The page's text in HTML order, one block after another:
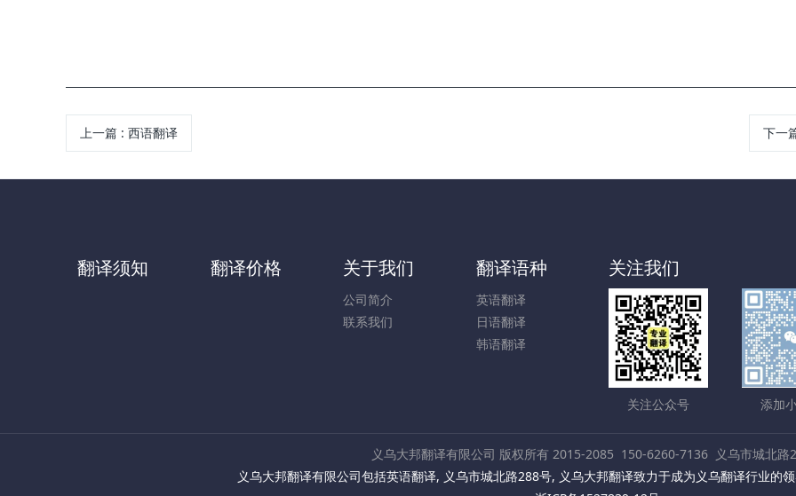
上一篇: 西语翻译 下一
翻译须知 翻译价格 关于我们
公司简介
联系我们
翻译语种
英语翻译
日语翻译
韩语翻译
关注我们
关注公众号 添加
义乌大邦翻译有限公司 版权所有 2015-2085 150-6260-7136
义乌市城北路
义乌大邦翻译有限公司包括英语翻译, 义乌市城北路288号, 义乌大邦翻译致力于成为义乌翻译行业的